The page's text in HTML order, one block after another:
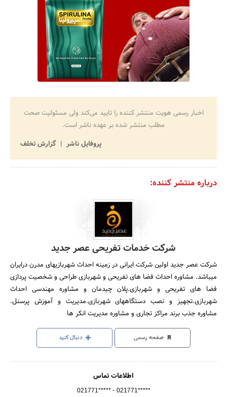
اخبار رسمی هویت منتشر کننده را تایید می‌کند ولی مسئولیت صحت
مطلب منتشر شده بر عهده ناشر است.
پروفایل ناشر
گزارش تخلف
درباره منتشر کننده:
شرکت خدمات تفریحی عصر جدید
شرکت عصر جدید اولین شرکت ایرانی در زمینه احداث شهربازیهای مدرن درایران
میباشد. مشاوره احداث فضا های تفریحی و شهربازی طراحی و شخصیت پردازی
فضا های تفریحی و شهربازی.پلان چیدمان و مشاوره مهندسی احداث
شهربازی.تجهیز و نصب دستگاههای شهربازی.مدیریت و آموزش پرسنل.
مشاوره جذب برند مراکز تجاری و مشاوره مدیریت انکر ها
صفحه رسمی دنبال کنید
اطلاعات تماس
021771***** - 021771*****